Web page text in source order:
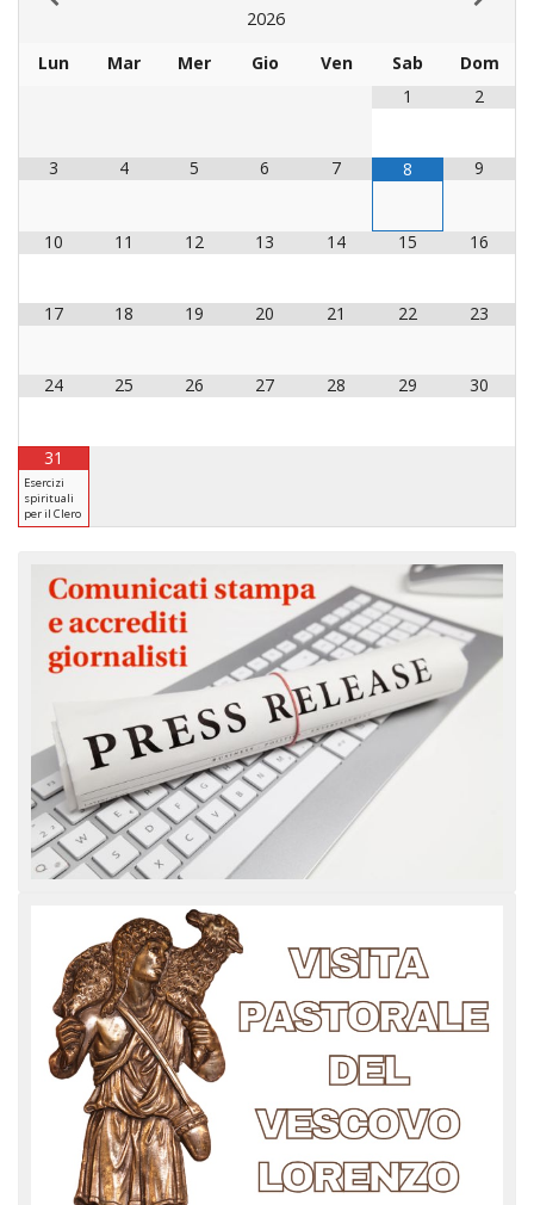
2026
Lun
Mar Mer Gio Ven Sab
Dom
1
2
3 4 5 6 7 8 9
10 11 12 13 14 15 16
17 18 19 20 21 22 23
24 25 26 27 28 29 30
31
Esercizi
spirituali
per il Clero